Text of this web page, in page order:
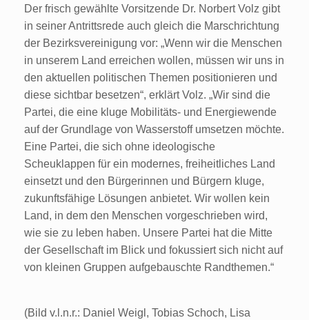
Der frisch gewählte Vorsitzende Dr. Norbert Volz gibt
in seiner Antrittsrede auch gleich die Marschrichtung
der Bezirksvereinigung vor: „Wenn wir die Menschen
in unserem Land erreichen wollen, müssen wir uns in
den aktuellen politischen Themen positionieren und
diese sichtbar besetzen“, erklärt Volz. „Wir sind die
Partei, die eine kluge Mobilitäts- und Energiewende
auf der Grundlage von Wasserstoff umsetzen möchte.
Eine Partei, die sich ohne ideologische
Scheuklappen für ein modernes, freiheitliches Land
einsetzt und den Bürgerinnen und Bürgern kluge,
zukunftsfähige Lösungen anbietet. Wir wollen kein
Land, in dem den Menschen vorgeschrieben wird,
wie sie zu leben haben. Unsere Partei hat die Mitte
der Gesellschaft im Blick und fokussiert sich nicht auf
von kleinen Gruppen aufgebauschte Randthemen.“
(Bild v.l.n.r.: Daniel Weigl, Tobias Schoch, Lisa